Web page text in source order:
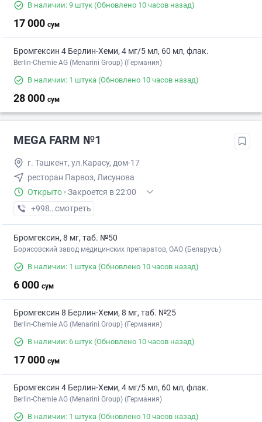
В наличии: 9 штук (Обновлено 10 часов назад)
17 000 сум
Бромгексин 4 Берлин-Хеми, 4 мг/5 мл, 60 мл, флак.
Berlin-Chemie AG (Menarini Group) (Германия)
В наличии: 1 штука (Обновлено 10 часов назад)
28 000 сум
MEGA FARM №1
г. Ташкент, ул.Карасу, дом-17
ресторан Парвоз, Лисунова
Открыто · Закроется в 22:00
+998 (71) XXX-XX-XX
смотреть
Бромгексин, 8 мг, таб. №50
Борисовский завод медицинских препаратов, ОАО (Беларусь)
В наличии: 1 штука (Обновлено 10 часов назад)
6 000 сум
Бромгексин 8 Берлин-Хеми, 8 мг, таб. №25
Berlin-Chemie AG (Menarini Group) (Германия)
В наличии: 6 штук (Обновлено 10 часов назад)
17 000 сум
Бромгексин 4 Берлин-Хеми, 4 мг/5 мл, 60 мл, флак.
Berlin-Chemie AG (Menarini Group) (Германия)
В наличии: 1 штука (Обновлено 10 часов назад)